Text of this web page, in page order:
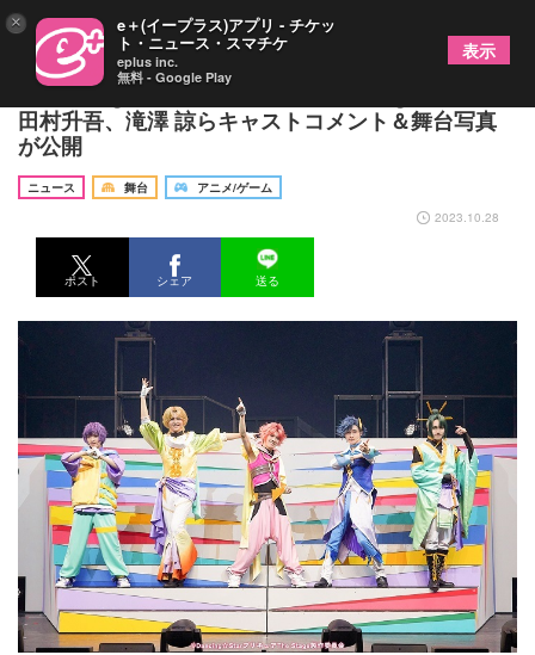
『Dancing☆Starプリキュア』The Stageが開幕
田村升吾、滝澤 諒らキャストコメント＆舞台写真
が公開
ニュース 舞台
アニメ/ゲーム
2023.10.28
ポスト シェア 送る
× e＋(イープラス)アプリ - チケッ
ト・ニュース・スマチケ
eplus inc.
無料 - Google Play
表示